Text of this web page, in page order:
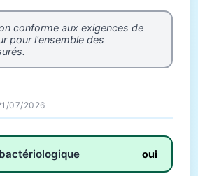
conforme aux exigences de
pour l'ensemble des
07/2026
oui